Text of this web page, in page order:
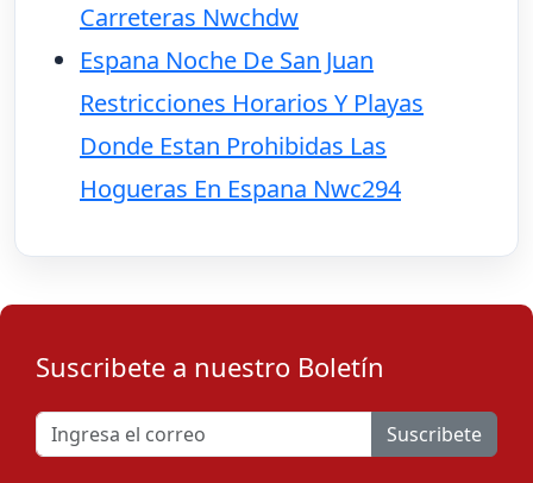
Carreteras Nwchdw
Espana Noche De San Juan
Restricciones Horarios Y Playas
Donde Estan Prohibidas Las
Hogueras En Espana Nwc294
Suscribete a nuestro Boletín
Suscribete